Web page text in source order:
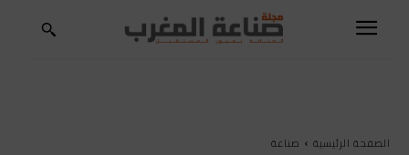
الصفحة الرئيسية صناعة